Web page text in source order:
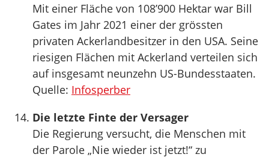
Mit einer Fläche von 108’900 Hektar war Bill
Gates im Jahr 2021 einer der grössten
privaten Ackerlandbesitzer in den USA. Seine
riesigen Flächen mit Ackerland verteilen sich
auf insgesamt neunzehn US-Bundesstaaten.
Quelle: Infosperber
Die letzte Finte der Versager
Die Regierung versucht, die Menschen mit
der Parole „Nie wieder ist jetzt!“ zu